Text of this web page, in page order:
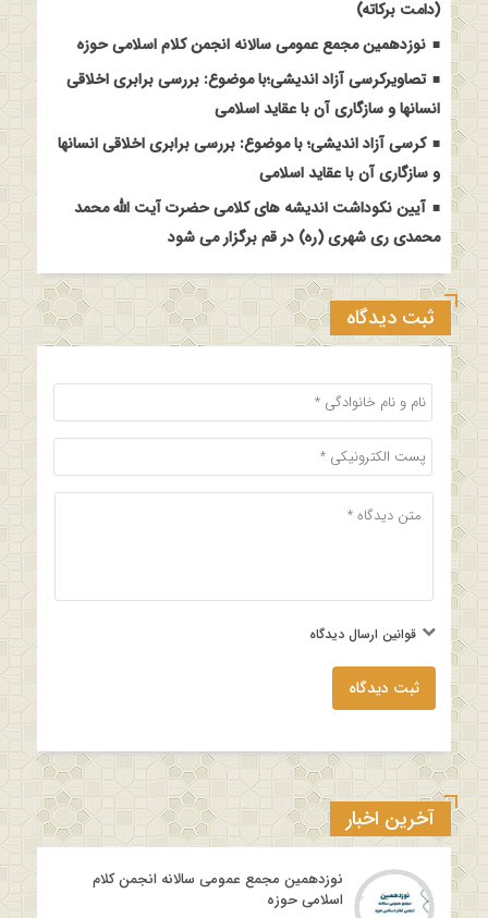
(دامت برکاته)
نوزدهمین مجمع عمومی سالانه انجمن کلام اسلامی حوزه
تصاویرکرسی آزاد اندیشی؛با موضوع: بررسی برابری اخلاقی
انسانها و سازگاری آن با عقاید اسلامی
کرسی آزاد اندیشی؛ با موضوع: بررسی برابری اخلاقی انسانها
و سازگاری آن با عقاید اسلامی
آیین نکوداشت اندیشه های کلامی حضرت آیت الله محمد
محمدی ری شهری (ره) در قم برگزار می شود
ثبت دیدگاه
قوانین ارسال دیدگاه
ثبت دیدگاه
آخرین اخبار
نوزدهمین مجمع عمومی سالانه انجمن کلام
اسلامی حوزه